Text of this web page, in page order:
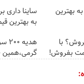
بهترین
ساینا داری
به بهترین
فروش؟ با
بفروش!
گرمی،همین